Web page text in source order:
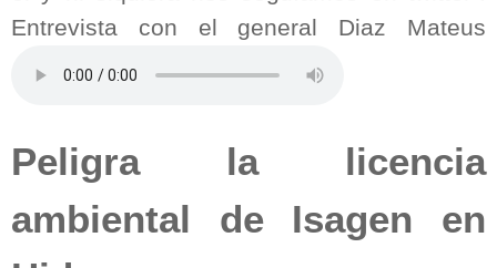
Entrevista con el general Diaz Mateus
Peligra la licencia
ambiental de Isagen en